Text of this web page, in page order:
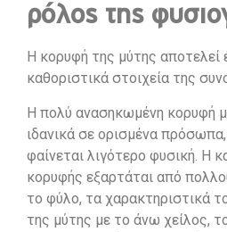
ρόλος της
Η κορυφή της μύτης αποτελεί
καθοριστικά στοιχεία της
Η πολύ ανασηκωμένη κορυφή
ιδανικά σε ορισμένα
φαίνεται λιγότερο φυσική. Η
κορυφής εξαρτάται από
το φύλο, τα χαρακτηριστικά
της μύτης με το άνω χείλος,